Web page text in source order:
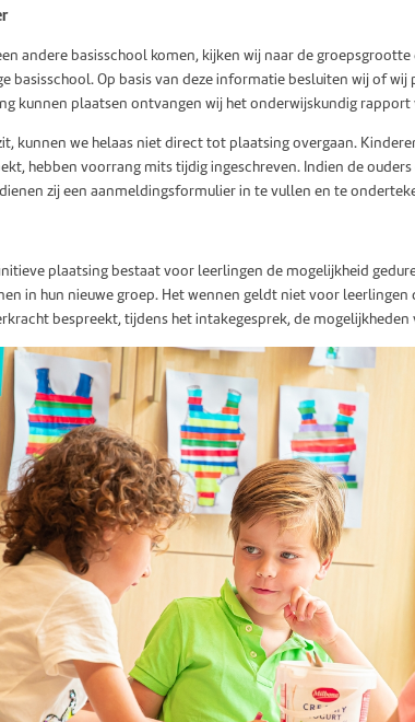
andere basisschool komen, kijken wij naar de
basisschool. Op basis van deze informatie besluiten wij of wij
kunnen plaatsen ontvangen wij het onderwijskundig rapport
kunnen we helaas niet direct tot plaatsing overgaan.
hebben voorrang mits tijdig ingeschreven. Indien de
zij een aanmeldingsformulier in te vullen en te
plaatsing bestaat voor leerlingen de mogelijkheid
in hun nieuwe groep. Het wennen geldt niet voor
bespreekt, tijdens het intakegesprek, de